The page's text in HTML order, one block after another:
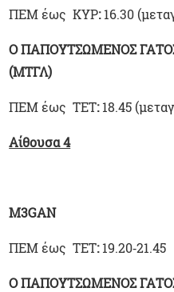
ΠΕΜ έως ΚΥΡ:16.30
Ο ΠΑΠΟΥΤΣΩΜΕΝΟΣ
(ΜΤΓΛ)
ΠΕΜ έως ΤΕΤ:18.45
Αίθουσα 4
M3GAN
ΠΕΜ έως ΤΕΤ:19.20‑21.45
Ο ΠΑΠΟΥΤΣΩΜΕΝΟΣ